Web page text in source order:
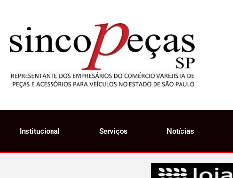
Institucional Serviços Notícias